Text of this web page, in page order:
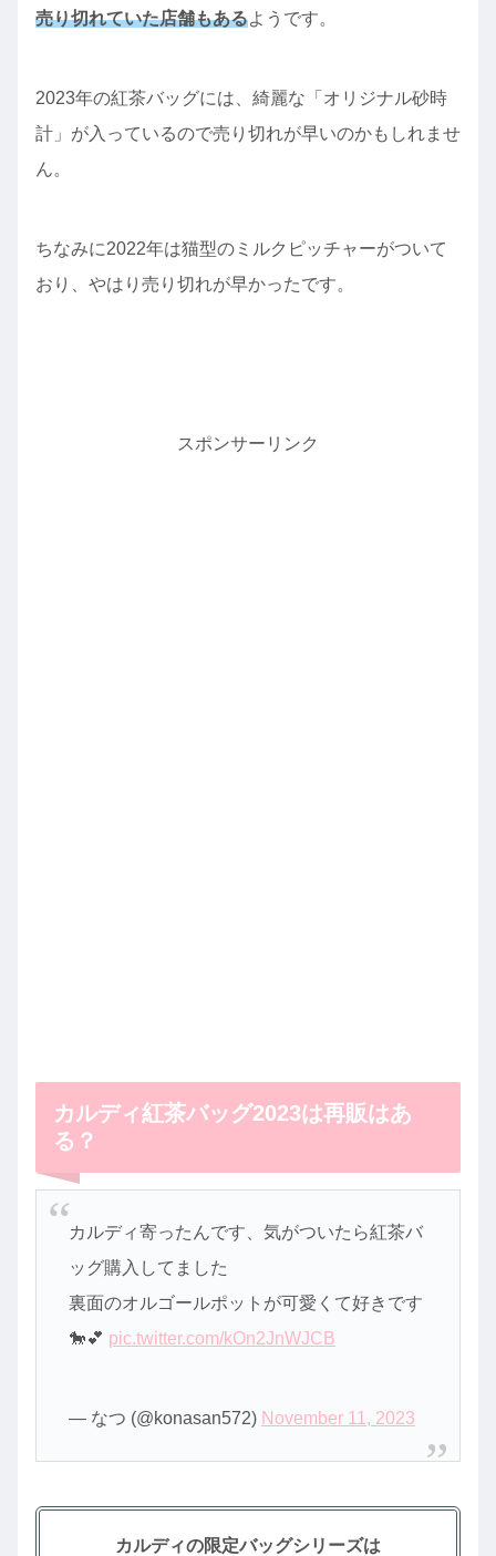
売り切れていた店舗もあるようです。
2023年の紅茶バッグには、綺麗な「オリジナル砂時
計」が入っているので売り切れが早いのかもしれませ
ん。
ちなみに2022年は猫型のミルクピッチャーがついて
おり、やはり売り切れが早かったです。
スポンサーリンク
カルディ紅茶バッグ2023は再販はあ
る？
カルディ寄ったんです、気がついたら紅茶バ
ッグ購入してました
裏面のオルゴールポットが可愛くて好きです
🐎💕 pic.twitter.com/kOn2JnWJCB
— なつ (@konasan572) November 11, 2023
カルディの限定バッグシリーズは